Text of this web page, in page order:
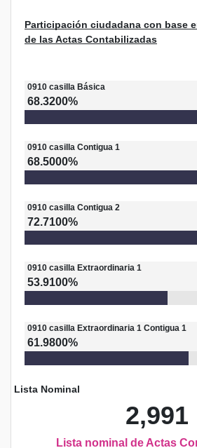
Participación ciudadana con base
de las Actas Contabilizadas
0910 casilla Básica
68.3200%
0910 casilla Contigua 1
68.5000%
0910 casilla Contigua 2
72.7100%
0910 casilla Extraordinaria 1
53.9100%
0910 casilla Extraordinaria 1 Contigua 1
61.9800%
Lista Nominal
2,991
Lista nominal de Actas